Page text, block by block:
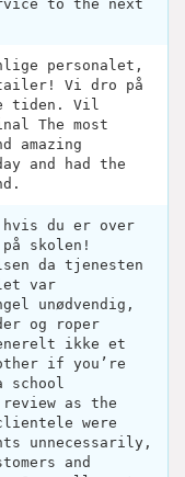
to the next
personalet,
Vi dro på
tiden. Vil
The most
amazing
and had the
hvis du er over
skolen!
da tjenesten
var
unødvendig,
og roper
ikke et
if you’re
as the
were
unnecessarily,
and